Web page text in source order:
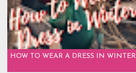
HOW TO WEAR A DRESS IN WINTER